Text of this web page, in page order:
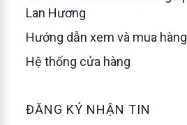
Lan Hương
Hướng dẫn xem và mua hàng
Hệ thống cửa hàng
ĐĂNG KÝ NHẬN TIN